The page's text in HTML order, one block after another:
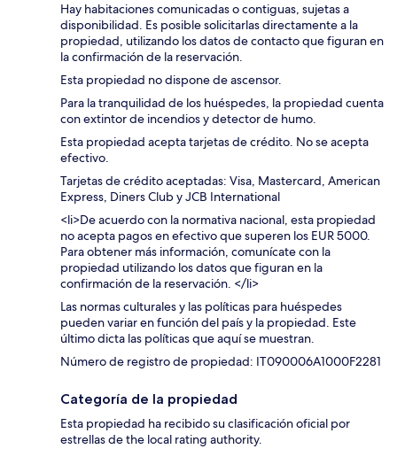
Hay habitaciones comunicadas o contiguas, sujetas a
disponibilidad. Es posible solicitarlas directamente a la
propiedad, utilizando los datos de contacto que figuran en
la confirmación de la reservación.
Esta propiedad no dispone de ascensor.
Para la tranquilidad de los huéspedes, la propiedad cuenta
con extintor de incendios y detector de humo.
Esta propiedad acepta tarjetas de crédito. No se acepta
efectivo.
Tarjetas de crédito aceptadas: Visa, Mastercard, American
Express, Diners Club y JCB International
<li>De acuerdo con la normativa nacional, esta propiedad
no acepta pagos en efectivo que superen los EUR 5000.
Para obtener más información, comunícate con la
propiedad utilizando los datos que figuran en la
confirmación de la reservación. </li>
Las normas culturales y las políticas para huéspedes
pueden variar en función del país y la propiedad. Este
último dicta las políticas que aquí se muestran.
Número de registro de propiedad: IT090006A1000F2281
Categoría de la propiedad
Esta propiedad ha recibido su clasificación oficial por
estrellas de the local rating authority.